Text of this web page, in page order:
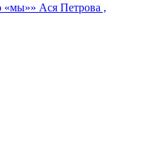
«мы»» Ася Петрова ,